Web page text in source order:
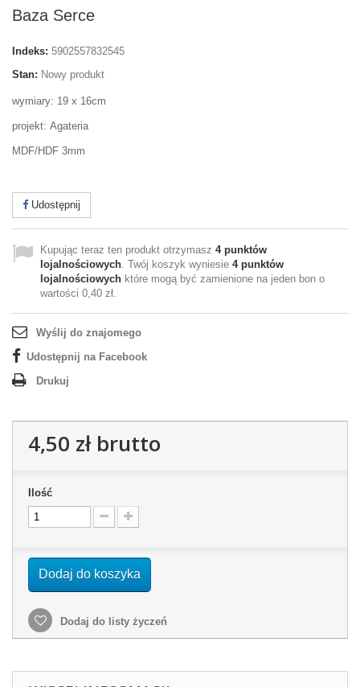
Baza Serce
Indeks: 5902557832545
Stan: Nowy produkt
wymiary: 19 x 16cm
projekt: Agateria
MDF/HDF 3mm
Udostępnij
Kupując teraz ten produkt otrzymasz 4punktów
lojalnościowych. Twój koszyk wyniesie 4punktów
lojalnościowych które mogą być zamienione na jeden bon o
wartości 0,40 zł.
Wyślij do znajomego
Udostępnij na Facebook
Drukuj
4,50 złbrutto
Ilość
Dodaj do koszyka
Dodaj do listy życzeń